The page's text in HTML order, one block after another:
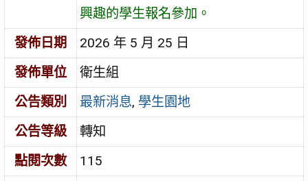
興趣的學生報名參加。
發佈日期
2026 年 5 月 25 日
發佈單位
衛生組
公告類別
最新消息, 學生園地
公告等級
轉知
點閱次數
115